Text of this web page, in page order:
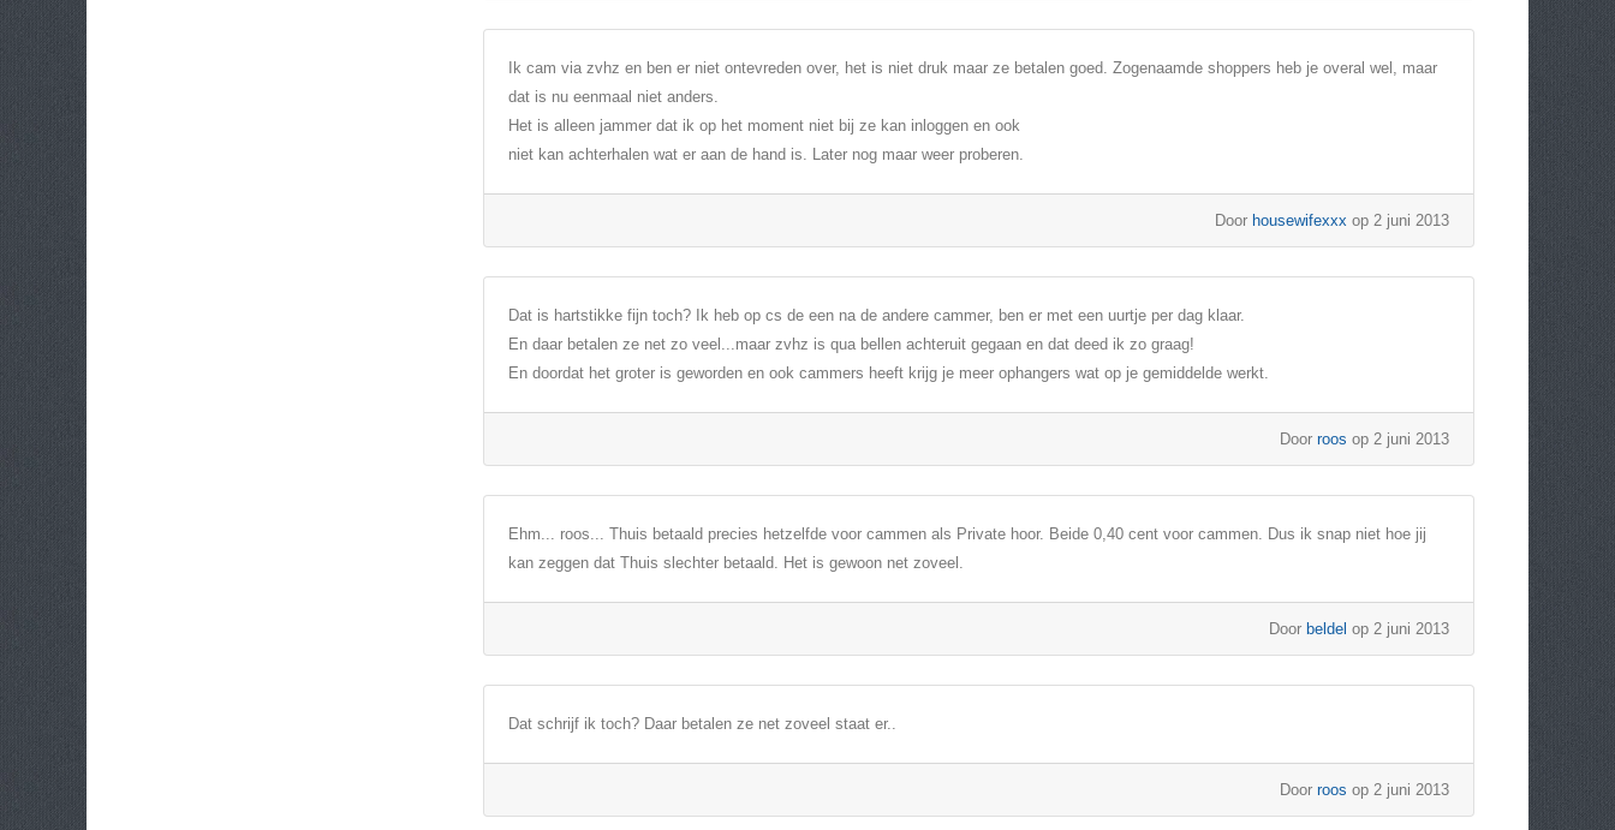
Ik cam via zvhz en ben er niet ontevreden over, het is niet druk maar ze betalen goed. Zogenaamde shoppers heb je overal wel, maar
dat is nu eenmaal niet anders.
Het is alleen jammer dat ik op het moment niet bij ze kan inloggen en ook
niet kan achterhalen wat er aan de hand is. Later nog maar weer proberen.
Door housewifexxx op 2 juni 2013
Dat is hartstikke fijn toch? Ik heb op cs de een na de andere cammer, ben er met een uurtje per dag klaar.
En daar betalen ze net zo veel...maar zvhz is qua bellen achteruit gegaan en dat deed ik zo graag!
En doordat het groter is geworden en ook cammers heeft krijg je meer ophangers wat op je gemiddelde werkt.
Door roos op 2 juni 2013
Ehm... roos... Thuis betaald precies hetzelfde voor cammen als Private hoor. Beide 0,40 cent voor cammen. Dus ik snap niet hoe jij
kan zeggen dat Thuis slechter betaald. Het is gewoon net zoveel.
Door beldel op 2 juni 2013
Dat schrijf ik toch? Daar betalen ze net zoveel staat er..
Door roos op 2 juni 2013